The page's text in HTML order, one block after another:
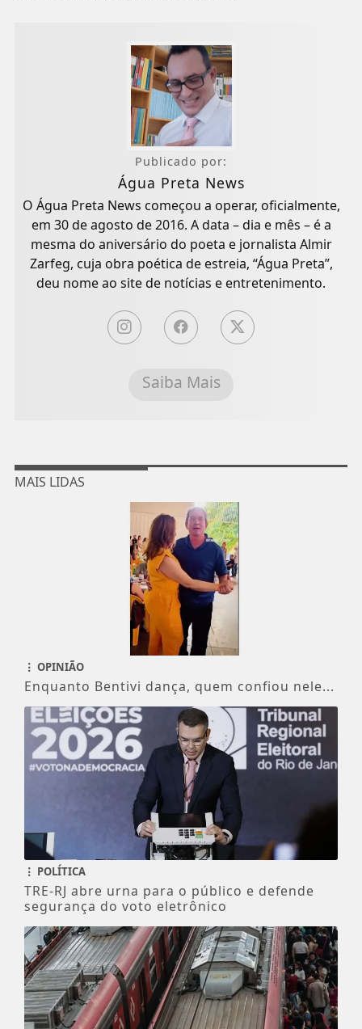
Publicado por:
Água Preta News
O Água Preta News começou a operar, oficialmente,
em 30 de agosto de 2016. A data – dia e mês – é a
mesma do aniversário do poeta e jornalista Almir
Zarfeg, cuja obra poética de estreia, “Água Preta”,
deu nome ao site de notícias e entretenimento.
Saiba Mais
MAIS LIDAS
OPINIÃO
Enquanto Bentivi dança, quem confiou nele...
POLÍTICA
TRE-RJ abre urna para o público e defende
segurança do voto eletrônico